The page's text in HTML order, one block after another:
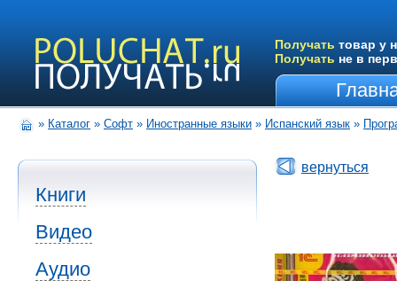
Получать товар у
Получать не в
» Каталог » Софт » Иностранные языки » Испанский язык »
Книги
Видео
Аудио
вернуться